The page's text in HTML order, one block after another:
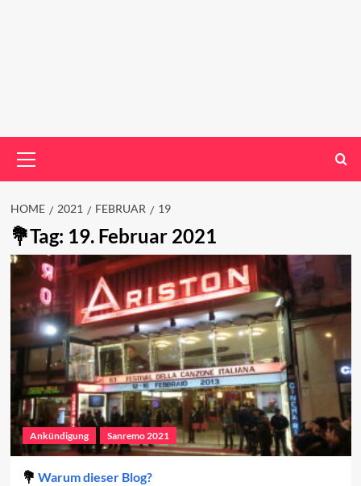
Menu
HOME 2021 FEBRUAR 19
Tag: 19. Februar 2021
Ankündigung Sanremo 2021
Warum dieser Blog?